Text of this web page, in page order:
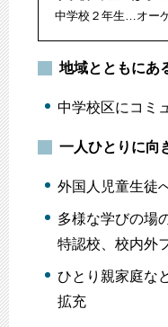
中学校２年生…オー
地域とともにあ
中学校区にコミ
一人ひとりに向
外国人児童生徒
多様な学びの場
特認校、校内外
ひとり親家庭な
拡充